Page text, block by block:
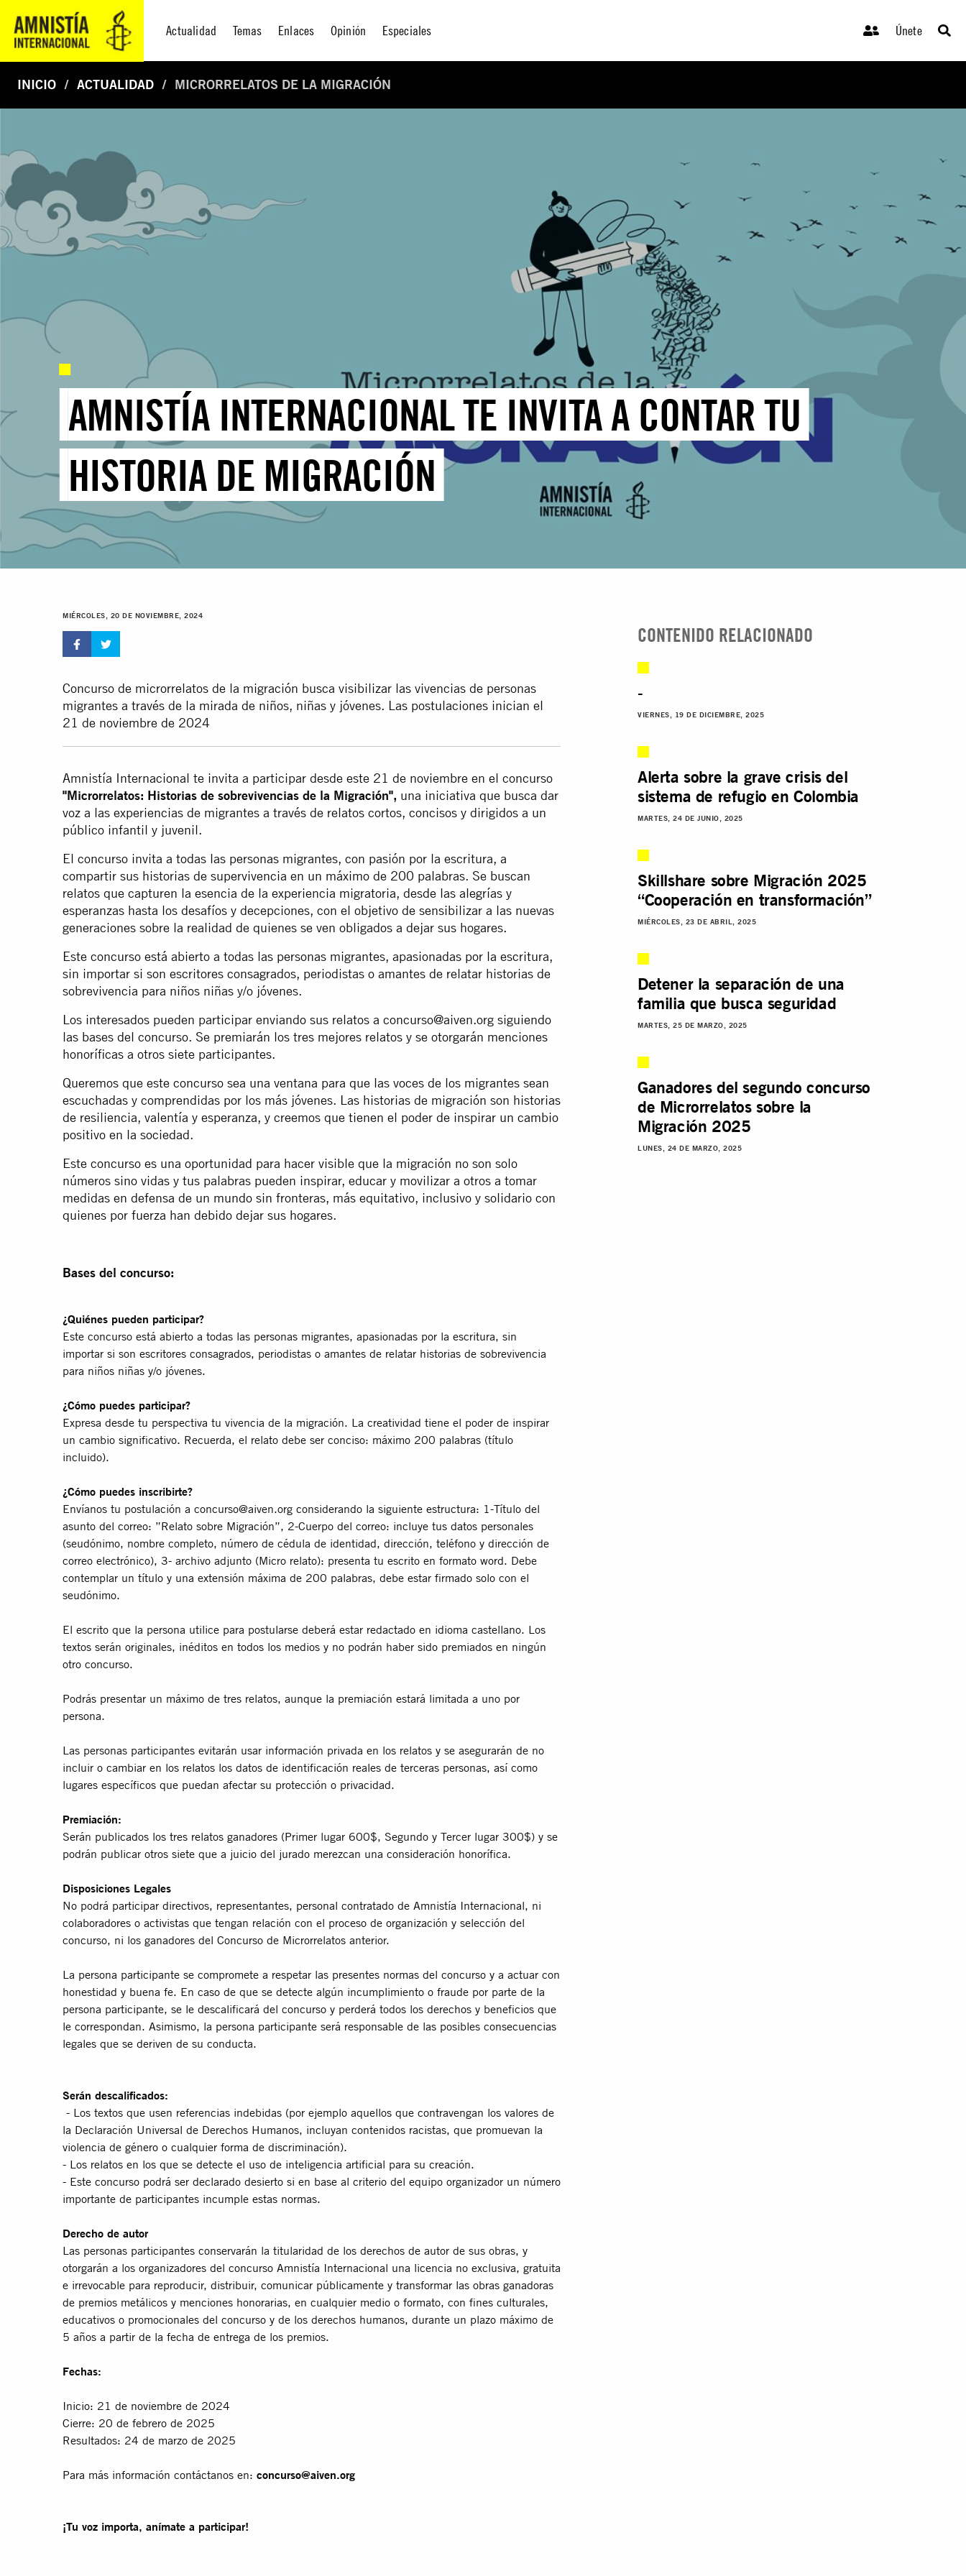
Actualidad Temas Enlaces Opinión Especiales Únete
INICIO ACTUALIDAD MICRORRELATOS DE LA MIGRACIÓN
AMNISTÍA INTERNACIONAL TE INVITA A CONTAR TU
HISTORIA DE MIGRACIÓN
MIÉRCOLES, 20 DE NOVIEMBRE, 2024
Concurso de microrrelatos de la migración busca visibilizar las vivencias de personas
migrantes a través de la mirada de niños, niñas y jóvenes. Las postulaciones inician el
21 de noviembre de 2024
Amnistía Internacional te invita a participar desde este 21 de noviembre en el concurso
"Microrrelatos: Historias de sobrevivencias de la Migración", una iniciativa que busca dar
voz a las experiencias de migrantes a través de relatos cortos, concisos y dirigidos a un
público infantil y juvenil.
El concurso invita a todas las personas migrantes, con pasión por la escritura, a
compartir sus historias de supervivencia en un máximo de 200 palabras. Se buscan
relatos que capturen la esencia de la experiencia migratoria, desde las alegrías y
esperanzas hasta los desafíos y decepciones, con el objetivo de sensibilizar a las nuevas
generaciones sobre la realidad de quienes se ven obligados a dejar sus hogares.
Este concurso está abierto a todas las personas migrantes, apasionadas por la escritura,
sin importar si son escritores consagrados, periodistas o amantes de relatar historias de
sobrevivencia para niños niñas y/o jóvenes.
Los interesados pueden participar enviando sus relatos a concurso@aiven.org siguiendo
las bases del concurso. Se premiarán los tres mejores relatos y se otorgarán menciones
honoríficas a otros siete participantes.
Queremos que este concurso sea una ventana para que las voces de los migrantes sean
escuchadas y comprendidas por los más jóvenes. Las historias de migración son historias
de resiliencia, valentía y esperanza, y creemos que tienen el poder de inspirar un cambio
positivo en la sociedad.
Este concurso es una oportunidad para hacer visible que la migración no son solo
números sino vidas y tus palabras pueden inspirar, educar y movilizar a otros a tomar
medidas en defensa de un mundo sin fronteras, más equitativo, inclusivo y solidario con
quienes por fuerza han debido dejar sus hogares.
Bases del concurso:
¿Quiénes pueden participar?
Este concurso está abierto a todas las personas migrantes, apasionadas por la escritura, sin
importar si son escritores consagrados, periodistas o amantes de relatar historias de sobrevivencia
para niños niñas y/o jóvenes.
¿Cómo puedes participar?
Expresa desde tu perspectiva tu vivencia de la migración. La creatividad tiene el poder de inspirar
un cambio signiﬁcativo. Recuerda, el relato debe ser conciso: máximo 200 palabras (título
incluido).
¿Cómo puedes inscribirte?
Envíanos tu postulación a concurso@aiven.org considerando la siguiente estructura: 1-Título del
asunto del correo: ”Relato sobre Migración”, 2-Cuerpo del correo: incluye tus datos personales
(seudónimo, nombre completo, número de cédula de identidad, dirección, teléfono y dirección de
correo electrónico), 3- archivo adjunto (Micro relato): presenta tu escrito en formato word. Debe
contemplar un título y una extensión máxima de 200 palabras, debe estar ﬁrmado solo con el
seudónimo.
El escrito que la persona utilice para postularse deberá estar redactado en idioma castellano. Los
textos serán originales, inéditos en todos los medios y no podrán haber sido premiados en ningún
otro concurso.
Podrás presentar un máximo de tres relatos, aunque la premiación estará limitada a uno por
persona.
Las personas participantes evitarán usar información privada en los relatos y se asegurarán de no
incluir o cambiar en los relatos los datos de identiﬁcación reales de terceras personas, así como
lugares especíﬁcos que puedan afectar su protección o privacidad.
Premiación:
Serán publicados los tres relatos ganadores (Primer lugar 600$, Segundo y Tercer lugar 300$) y se
podrán publicar otros siete que a juicio del jurado merezcan una consideración honoríﬁca.
Disposiciones Legales
No podrá participar directivos, representantes, personal contratado de Amnistía Internacional, ni
colaboradores o activistas que tengan relación con el proceso de organización y selección del
concurso, ni los ganadores del Concurso de Microrrelatos anterior.
La persona participante se compromete a respetar las presentes normas del concurso y a actuar con
honestidad y buena fe. En caso de que se detecte algún incumplimiento o fraude por parte de la
persona participante, se le descaliﬁcará del concurso y perderá todos los derechos y beneﬁcios que
le correspondan. Asimismo, la persona participante será responsable de las posibles consecuencias
legales que se deriven de su conducta.
Serán descaliﬁcados:
- Los textos que usen referencias indebidas (por ejemplo aquellos que contravengan los valores de
la Declaración Universal de Derechos Humanos, incluyan contenidos racistas, que promuevan la
violencia de género o cualquier forma de discriminación).
- Los relatos en los que se detecte el uso de inteligencia artiﬁcial para su creación.
- Este concurso podrá ser declarado desierto si en base al criterio del equipo organizador un número
importante de participantes incumple estas normas.
Derecho de autor
Las personas participantes conservarán la titularidad de los derechos de autor de sus obras, y
otorgarán a los organizadores del concurso Amnistía Internacional una licencia no exclusiva, gratuita
e irrevocable para reproducir, distribuir, comunicar públicamente y transformar las obras ganadoras
de premios metálicos y menciones honorarias, en cualquier medio o formato, con ﬁnes culturales,
educativos o promocionales del concurso y de los derechos humanos, durante un plazo máximo de
5 años a partir de la fecha de entrega de los premios.
Fechas:
Inicio: 21 de noviembre de 2024
Cierre: 20 de febrero de 2025
Resultados: 24 de marzo de 2025
Para más información contáctanos en: concurso@aiven.org
¡Tu voz importa, anímate a participar!
CONTENIDO RELACIONADO
-
VIERNES, 19 DE DICIEMBRE, 2025
Alerta sobre la grave crisis del
sistema de refugio en Colombia
MARTES, 24 DE JUNIO, 2025
Skillshare sobre Migración 2025
“Cooperación en transformación”
MIÉRCOLES, 23 DE ABRIL, 2025
Detener la separación de una
familia que busca seguridad
MARTES, 25 DE MARZO, 2025
Ganadores del segundo concurso
de Microrrelatos sobre la
Migración 2025
LUNES, 24 DE MARZO, 2025